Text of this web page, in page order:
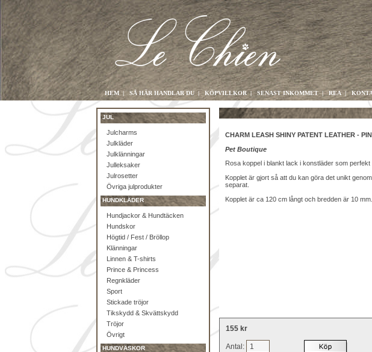
HEM |SÅ HÄR HANDLAR DU | KÖPVILLKOR| SENAST INKOMMET| REA|
JUL
Julcharms
Julkläder
Julklänningar
Julleksaker
Julrosetter
Övriga julprodukter
HUNDKLÄDER
Hundjackor & Hundtäcken
Hundskor
Högtid / Fest / Bröllop
Klänningar
Linnen & T-shirts
Prince & Princess
Regnkläder
Sport
Stickade tröjor
Tikskydd & Skvättskydd
Tröjor
Övrigt
HUNDVÄSKOR
CHARM LEASH SHINY PATENT LEATHER -
Pet Boutique
Rosa koppel i blankt lack i konstläder som
Kopplet är gjort så att du kan göra det unikt
separat.
Kopplet är ca 120 cm långt och bredden är 10 mm.
155 kr
Antal: